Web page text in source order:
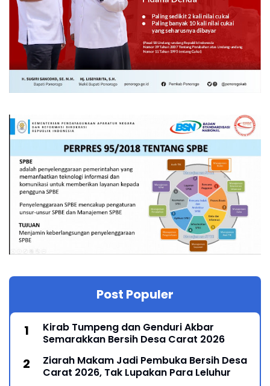
Post Populer
Kirab Tumpeng dan Genduri Akbar
Semarakkan Bersih Desa Carat 2026
Ziarah Makam Jadi Pembuka Bersih Desa
Carat 2026, Tak Lupakan Para Leluhur